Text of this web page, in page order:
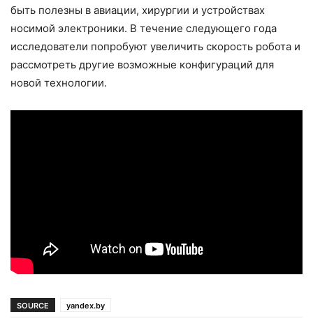
быть полезны в авиации, хирургии и устройствах
носимой электроники. В течение следующего года
исследователи попробуют увеличить скорость робота и
рассмотреть другие возможные конфигураций для
новой технологии.
SOURCE yandex.by